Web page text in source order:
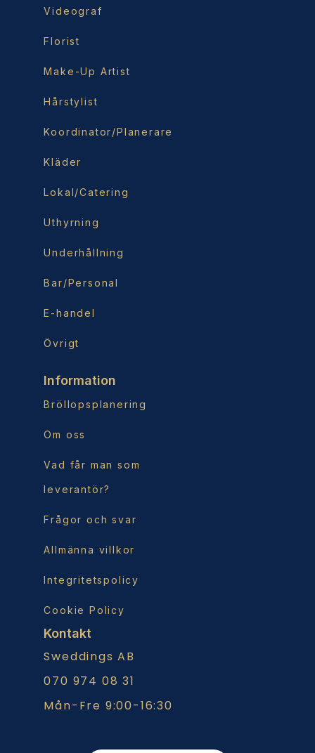
Videograf
Florist
Make-Up Artist
Hårstylist
Koordinator/Planerare
Kläder
Lokal/Catering
Uthyrning
Underhållning
Bar/Personal
E-handel
Övrigt
Information
Bröllopsplanering
Om oss
Vad får man som
leverantör?
Frågor och svar
Allmänna villkor
Integritetspolicy
Cookie Policy
Kontakt
Sweddings AB
070 974 08 31
Mån-Fre 9:00-16:30